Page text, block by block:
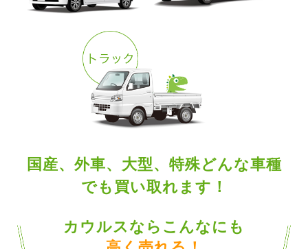
国産、外車、大型、特殊どんな車種
でも買い取れます！
カウルスならこんなにも